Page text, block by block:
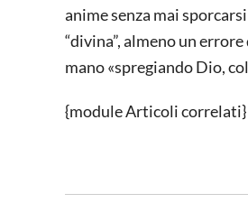
anime senza mai
“divina”, almeno un
mano «spregiando Dio,
{module Articoli correlati}